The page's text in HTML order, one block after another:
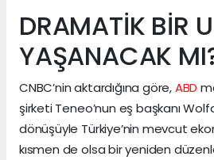
DRAMATİK BİR
YAŞANACAK
CNBC’nin aktardığına göre,ABD
şirketi Teneo’nun eş başkanı
dönüşüyle Türkiye’nin mevcut
kısmen de olsa bir yeniden